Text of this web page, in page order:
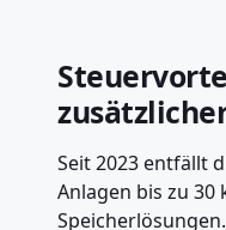
Seit 2023 entfällt
Anlagen bis zu